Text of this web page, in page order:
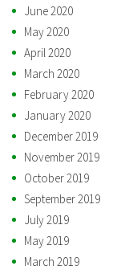
June 2020
May 2020
April 2020
March 2020
February 2020
January 2020
December 2019
November 2019
October 2019
September 2019
July 2019
May 2019
March 2019